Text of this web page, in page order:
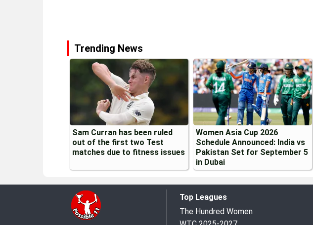
Trending News
Sam Curran has been ruled
out of the first two Test
matches due to fitness issues
Women Asia Cup 2026
Schedule Announced: India vs
Pakistan Set for September 5
in Dubai
Top Leagues
The Hundred Women